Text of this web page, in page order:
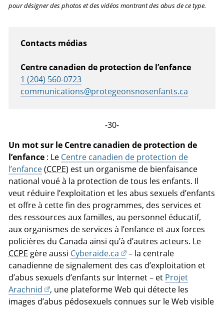
pour désigner des photos et des vidéos montrant des abus de ce type.
Contacts médias
Centre canadien de protection de l’enfance
1 (204) 560-0723
communications@protegeonsnosenfants.ca
-30-
Un mot sur le Centre canadien de protection de
l’enfance : Le Centre canadien de protection de
l’enfance(CCPE) est un organisme de bienfaisance
national voué à la protection de tous les enfants. Il
veut réduire l’exploitation et les abus sexuels d’enfants
et offre à cette fin des programmes, des services et
des ressources aux familles, au personnel éducatif,
aux organismes de services à l’enfance et aux forces
policières du Canada ainsi qu’à d’autres acteurs. Le
CCPE gère aussi Cyberaide.ca
– la centrale
canadienne de signalement des cas d’exploitation et
d’abus sexuels d’enfants sur Internet – et Projet
Arachnid
, une plateforme Web qui détecte les
images d’abus pédosexuels connues sur le Web visible